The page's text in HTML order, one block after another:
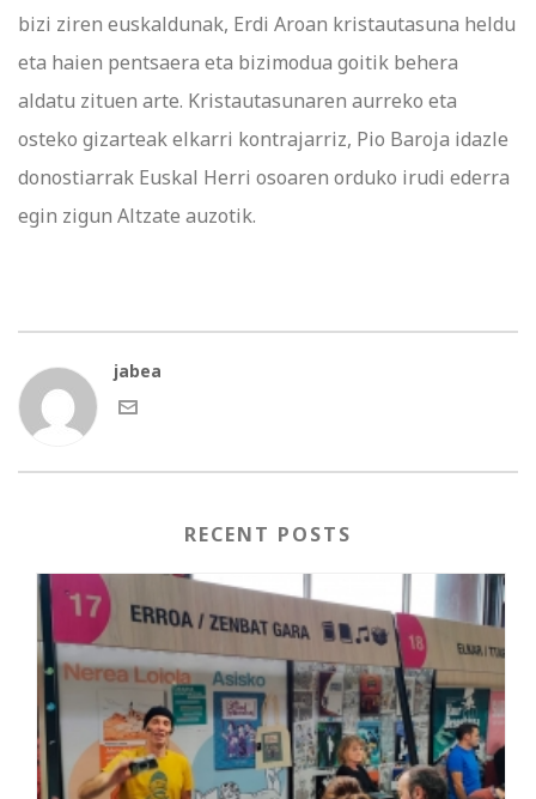
bizi ziren euskaldunak, Erdi Aroan kristautasuna heldu
eta haien pentsaera eta bizimodua goitik behera
aldatu zituen arte. Kristautasunaren aurreko eta
osteko gizarteak elkarri kontrajarriz, Pio Baroja idazle
donostiarrak Euskal Herri osoaren orduko irudi ederra
egin zigun Altzate auzotik.
jabea
RECENT POSTS